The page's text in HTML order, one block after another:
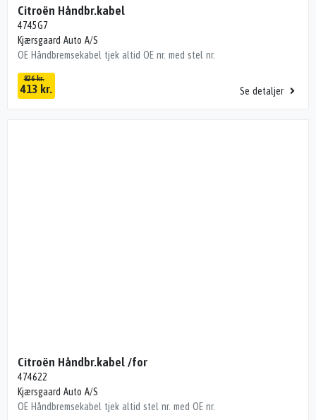
Citroën Håndbr.kabel
4745G7
Kjærsgaard Auto A/S
OE Håndbremsekabel tjek altid OE nr. med stel nr.
826 kr.
413 kr. Se detaljer
Citroën Håndbr.kabel /for
474622
Kjærsgaard Auto A/S
OE Håndbremsekabel tjek altid stel nr. med OE nr.